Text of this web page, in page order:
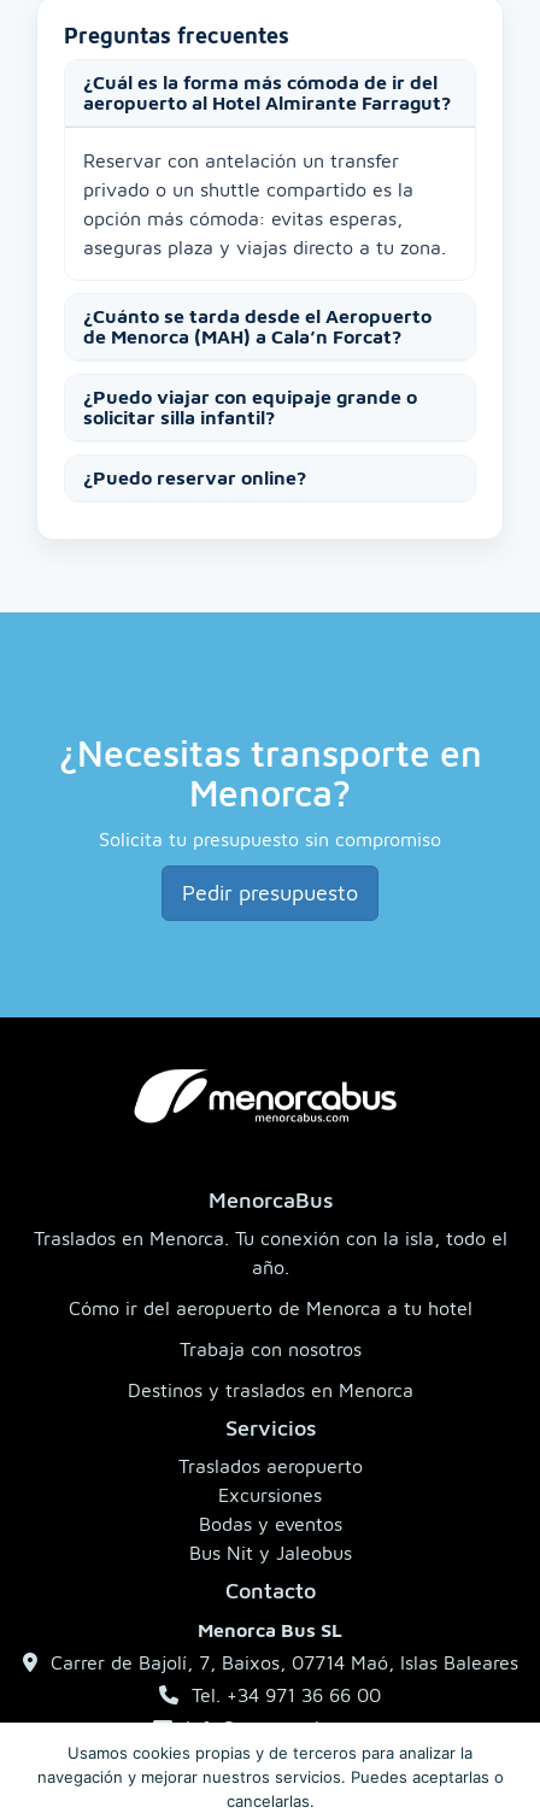
Preguntas frecuentes
¿Cuál es la forma más cómoda de ir del
aeropuerto al Hotel Almirante Farragut?
Reservar con antelación un transfer
privado o un shuttle compartido es la
opción más cómoda: evitas esperas,
aseguras plaza y viajas directo a tu zona.
¿Cuánto se tarda desde el Aeropuerto
de Menorca (MAH) a Cala’n Forcat?
¿Puedo viajar con equipaje grande o
solicitar silla infantil?
¿Puedo reservar online?
¿Necesitas transporte en
Menorca?
Solicita tu presupuesto sin compromiso
Pedir presupuesto
MenorcaBus
Traslados en Menorca. Tu conexión con la isla, todo el
año.
Cómo ir del aeropuerto de Menorca a tu hotel
Trabaja con nosotros
Destinos y traslados en Menorca
Servicios
Traslados aeropuerto
Excursiones
Bodas y eventos
Bus Nit y Jaleobus
Contacto
Menorca Bus SL
Carrer de Bajolí, 7, Baixos, 07714 Maó, Islas Baleares
Tel. +34 971 36 66 00
info@menorcabus.com
Usamos cookies propias y de terceros para analizar la
navegación y mejorar nuestros servicios. Puedes aceptarlas o
cancelarlas.